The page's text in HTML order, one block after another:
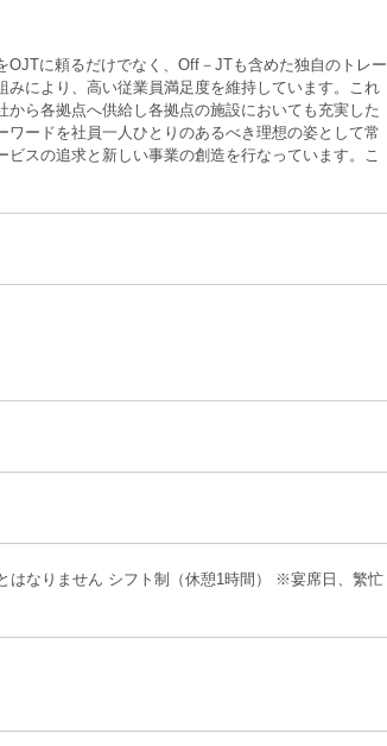
に頼るだけでなく、Off－JTも含めた独自のトレー
により、高い従業員満足度を維持しています。これ
ら各拠点へ供給し各拠点の施設においても充実した
ードを社員一人ひとりのあるべき理想の姿として常
スの追求と新しい事業の創造を行なっています。こ
なりません シフト制（休憩1時間） ※宴席日、繁忙